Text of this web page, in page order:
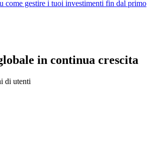
come gestire i tuoi investimenti fin dal primo
in continua crescita
di utenti